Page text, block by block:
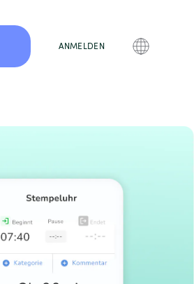
ANMELDEN